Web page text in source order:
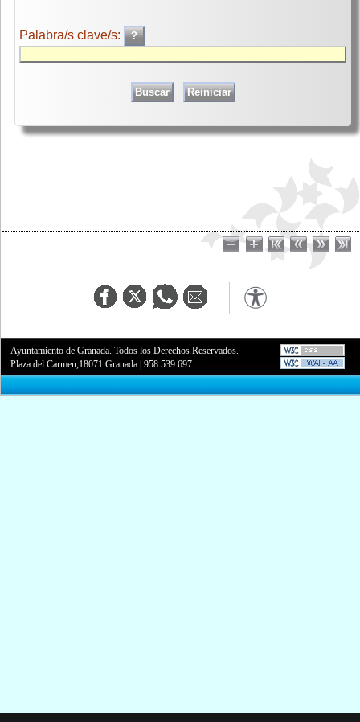
Palabra/s clave/s:
Ayuntamiento de Granada. Todos los Derechos Reservados.
Plaza del Carmen,18071 Granada |958 539 697